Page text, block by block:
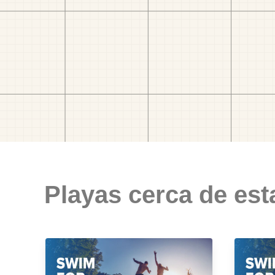
Playas cerca de